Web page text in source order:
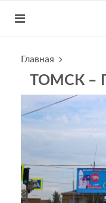
Главная
ТОМСК –